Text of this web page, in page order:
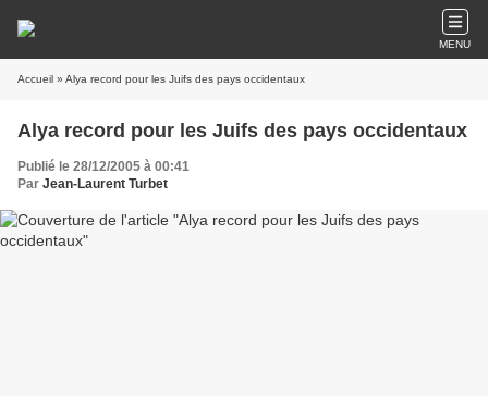
MENU
Accueil » Alya record pour les Juifs des pays occidentaux
Alya record pour les Juifs des pays occidentaux
Publié le 28/12/2005 à 00:41
Par Jean-Laurent Turbet